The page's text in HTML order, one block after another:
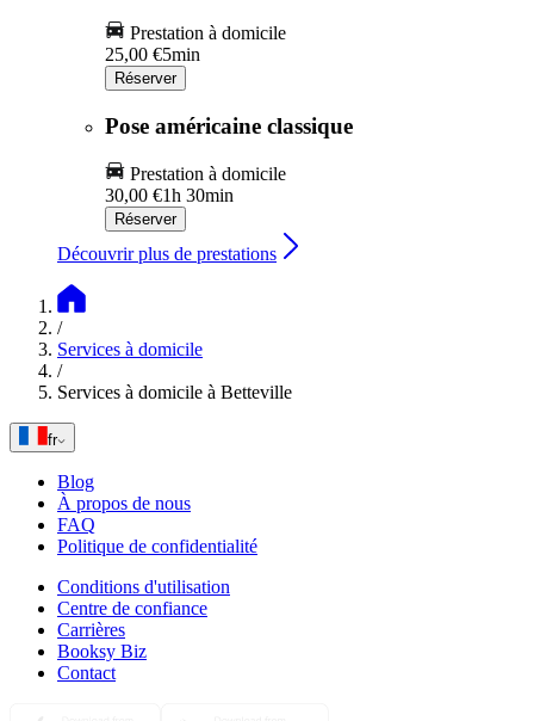
Prestation à domicile
25,00 €5min
Réserver
Pose américaine classique
Prestation à domicile
30,00 €1h 30min
Réserver
Découvrir plus de prestations
/
Services à domicile
/
Services à domicile à Betteville
fr
Blog
À propos de nous
FAQ
Politique de confidentialité
Conditions d'utilisation
Centre de confiance
Carrières
Booksy Biz
Contact